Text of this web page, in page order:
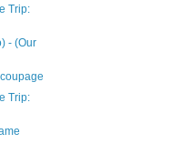
Trip:
- (Our
Trip: